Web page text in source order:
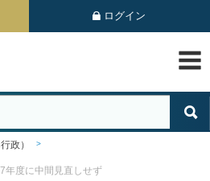
ログイン
政）
度に中間見直しせず